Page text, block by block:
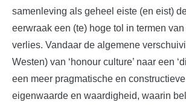
samenleving als geheel eiste (en eist)
eerwraak een (te) hoge tol in termen
verlies. Vandaar de algemene
Westen) van ‘honour culture’ naar een
een meer pragmatische en
eigenwaarde en waardigheid, waarin